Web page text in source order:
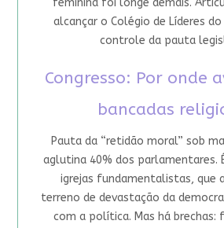
feminina foi longe demais.
alcançar o Colégio de Líderes
controle da pauta
Congresso: Por onde
bancadas
Pauta da “retidão moral” sob
aglutina 40% dos parlamentares.
igrejas fundamentalistas, que
terreno de devastação da
com a política. Mas há brechas: